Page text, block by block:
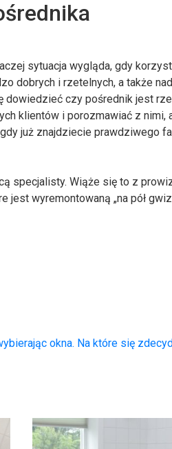
sytuacja wygląda, gdy
dobrych i rzetelnych, a także
dowiedzieć czy pośrednik jest
klientów i porozmawiać z nimi,
już znajdziecie prawdziwego
specjalisty. Wiąże się to z
jest wyremontowaną „na pół
okna. Na które się